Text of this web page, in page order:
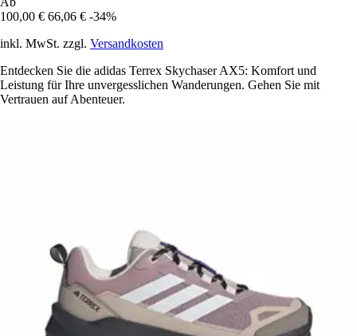
100,00 € 66,06 € -34%
inkl. MwSt. zzgl. Versandkosten
Entdecken Sie die adidas Terrex Skychaser AX5: Komfort und
Leistung für Ihre unvergesslichen Wanderungen. Gehen Sie mit
Vertrauen auf Abenteuer.